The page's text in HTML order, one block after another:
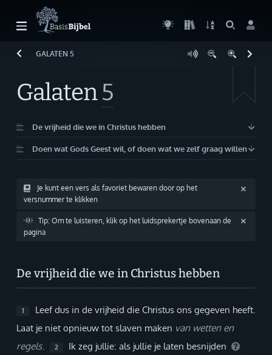
Welkom!
Start
Lezen
Zoeken
Inloggen
Help
GALATEN 5
Galaten5
De vrijheid die we in Christus hebben
Doen wat Gods Geest wil, of doen wat we zelf graag willen
Je kunt een vers als favoriet bewaren door op het
versnummer te klikken
Tip: Om te luisteren, klik op het luidsprekertje bovenaan de
pagina
De vrijheid die we in Christus hebben
1
Leef dus in de vrijheid die Christus ons gegeven heeft.
Laat je niet opnieuw tot slaven maken van wetten en
regels. 2
Ik zeg jullie: als jullie je laten besnijden